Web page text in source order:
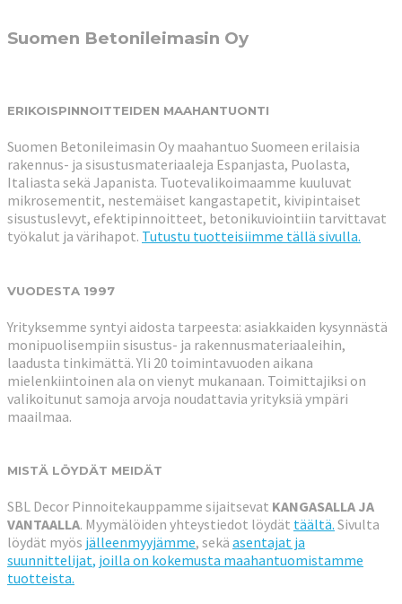
Suomen Betonileimasin Oy
ERIKOISPINNOITTEIDEN MAAHANTUONTI
Suomen Betonileimasin Oy maahantuo Suomeen erilaisia
rakennus- ja sisustusmateriaaleja Espanjasta, Puolasta,
Italiasta sekä Japanista. Tuotevalikoimaamme kuuluvat
mikrosementit, nestemäiset kangastapetit, kivipintaiset
sisustuslevyt, efektipinnoitteet, betonikuviointiin tarvittavat
työkalut ja värihapot. Tutustu tuotteisiimme tällä sivulla.
VUODESTA 1997
Yrityksemme syntyi aidosta tarpeesta: asiakkaiden kysynnästä
monipuolisempiin sisustus- ja rakennusmateriaaleihin,
laadusta tinkimättä. Yli 20 toimintavuoden aikana
mielenkiintoinen ala on vienyt mukanaan. Toimittajiksi on
valikoitunut samoja arvoja noudattavia yrityksiä ympäri
maailmaa.
MISTÄ LÖYDÄT MEIDÄT
SBL Decor Pinnoitekauppamme sijaitsevat KANGASALLA JA
VANTAALLA. Myymälöiden yhteystiedot löydät täältä. Sivulta
löydät myös jälleenmyyjämme, sekä asentajat ja
suunnittelijat, joilla on kokemusta maahantuomistamme
tuotteista.